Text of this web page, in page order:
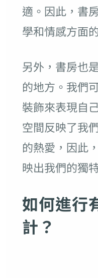
適。因此，書
學和情感方面
另外，書房也
的地方。我們
裝飾來表現自
空間反映了我
的熱愛，因此
映出我們的獨
如何進行
計？